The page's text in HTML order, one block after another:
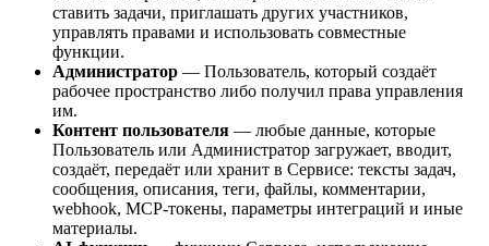
ставить задачи, приглашать других участников,
управлять правами и использовать совместные
функции.
Администратор — Пользователь, который создаёт
рабочее пространство либо получил права управления
им.
Контент пользователя — любые данные, которые
Пользователь или Администратор загружает, вводит,
создаёт, передаёт или хранит в Сервисе: тексты задач,
сообщения, описания, теги, файлы, комментарии,
webhook, MCP-токены, параметры интеграций и иные
материалы.